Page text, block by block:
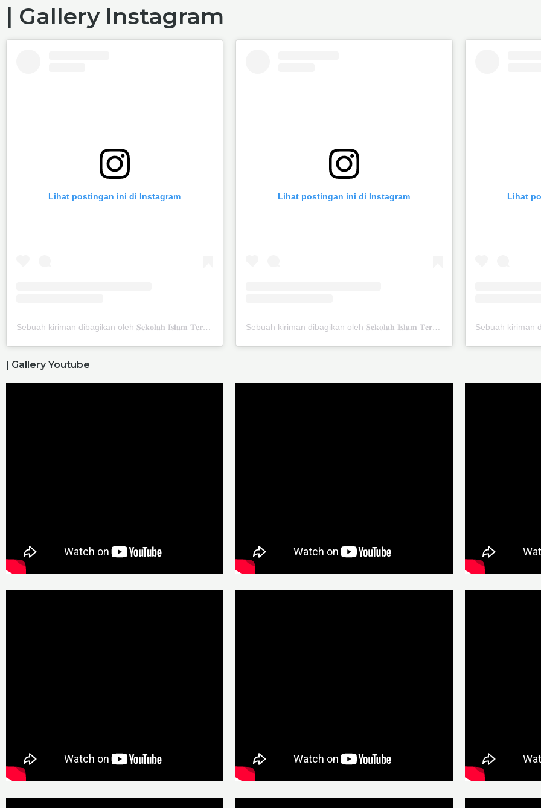
| Gallery Instagram
Lihat postingan ini di Instagram
Sebuah kiriman dibagikan oleh 𝐒𝐞𝐤𝐨𝐥𝐚𝐡 𝐈𝐬𝐥𝐚𝐦 𝐓𝐞𝐫𝐩𝐚𝐝𝐮 𝐍𝐮𝐫𝐮𝐥 𝐅𝐚𝐣𝐫𝐢 (@sit_nurulfajri)
Lihat postingan ini di Instagram
Sebuah kiriman dibagikan oleh 𝐒𝐞𝐤𝐨𝐥𝐚𝐡 𝐈𝐬𝐥𝐚𝐦 𝐓𝐞𝐫𝐩𝐚𝐝𝐮 𝐍𝐮𝐫𝐮𝐥 𝐅𝐚𝐣𝐫𝐢 (@sit_nurulfajri)
Lihat
| Gallery Youtube